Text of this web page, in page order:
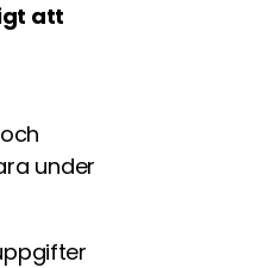
att
under